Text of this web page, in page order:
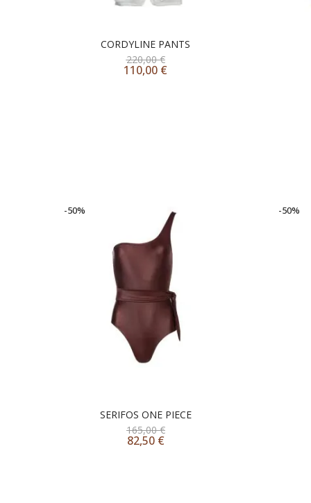
CORDYLINE PANTS
220,00€
110,00 €
-50%
SERIFOS ONE PIECE
165,00€
82,50 €
-50%